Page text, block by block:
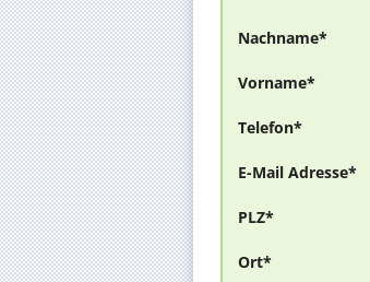
Nachname*
Vorname*
Telefon*
E-Mail Adresse*
PLZ*
Ort*